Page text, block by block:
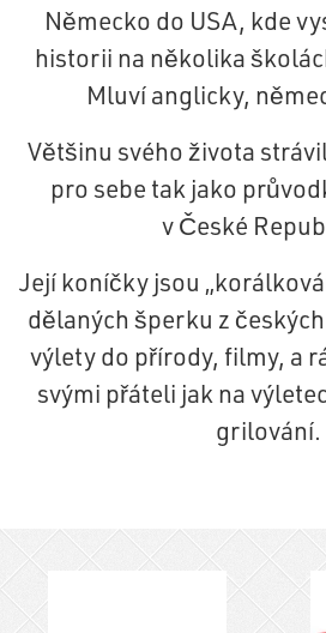
Německo do USA, kde
historii na několika
Mluví anglicky,
Většinu svého života
pro sebe tak jako
v České
Její koníčky jsou
dělaných šperku z
výlety do přírody, filmy, a
svými přáteli jak na
grilování.